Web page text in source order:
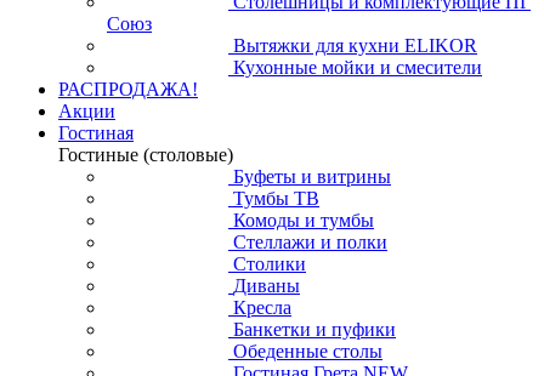
Союз
Вытяжки для кухни ELIKOR
Кухонные мойки и смесители
РАСПРОДАЖА!
Акции
Гостиная
Гостиные (столовые)
Буфеты и витрины
Тумбы ТВ
Комоды и тумбы
Стеллажи и полки
Столики
Диваны
Кресла
Банкетки и пуфики
Обеденные столы